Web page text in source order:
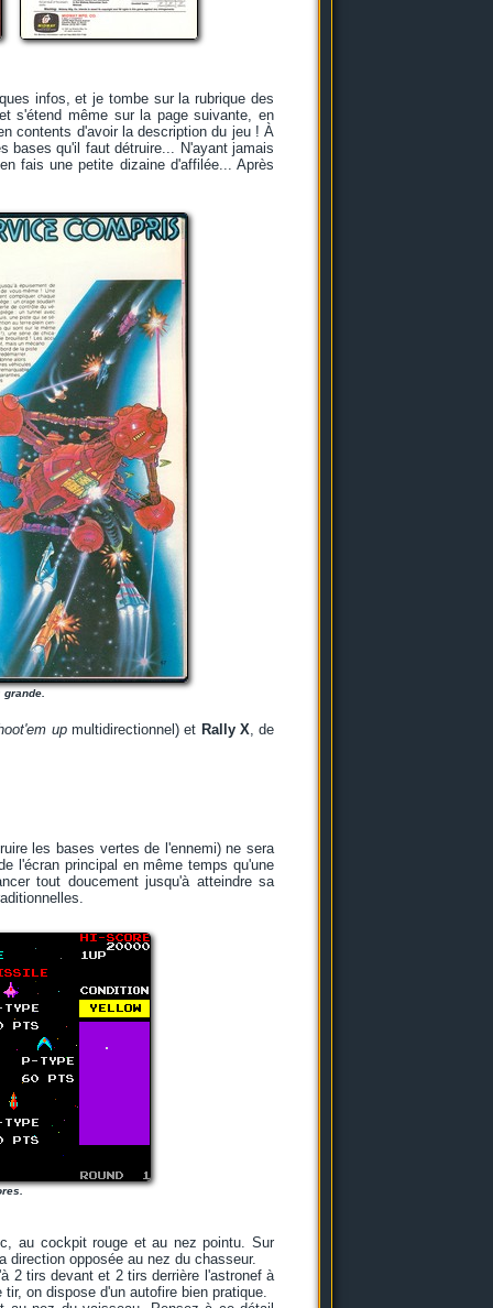
infos, et je tombe sur la rubrique des
s'étend même sur la page suivante, en
contents d'avoir la description du jeu ! À
bases qu'il faut détruire... N'ayant jamais
fais une petite dizaine d'affilée... Après
upmultidirectionnel) et Rally X, de
les bases vertes de l'ennemi) ne sera
l'écran principal en même temps qu'une
tout doucement jusqu'à atteindre sa
au cockpit rouge et au nez pointu. Sur
direction opposée au nez du chasseur.
2 tirs devant et 2 tirs derrière l'astronef à
on dispose d'un autofire bien pratique.